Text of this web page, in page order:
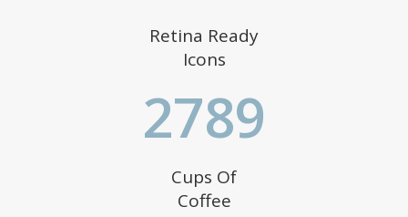
Retina Ready
Icons
2789
Cups Of
Coffee